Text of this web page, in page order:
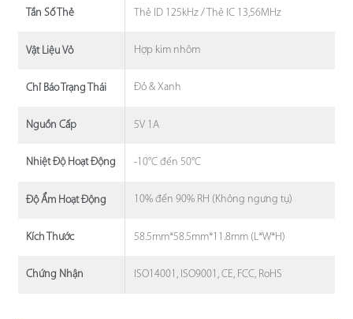
Tần Số Thẻ Thẻ ID 125kHz / Thẻ IC 13,56MHz
Vật Liệu Vỏ Hợp kim nhôm
Chỉ Báo Trạng Thái Đỏ & Xanh
Nguồn Cấp 5V 1A
Nhiệt Độ Hoạt Động -10°C đến 50°C
Độ Ẩm Hoạt Động 10% đến 90% RH (Không ngưng tụ)
Kích Thước 58.5mm*58.5mm*11.8mm (L*W*H)
Chứng Nhận ISO14001, ISO9001, CE, FCC, RoHS